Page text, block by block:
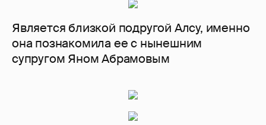
Является близкой подругой Алсу, именно
она познакомила ее с нынешним
супругом Яном Абрамовым